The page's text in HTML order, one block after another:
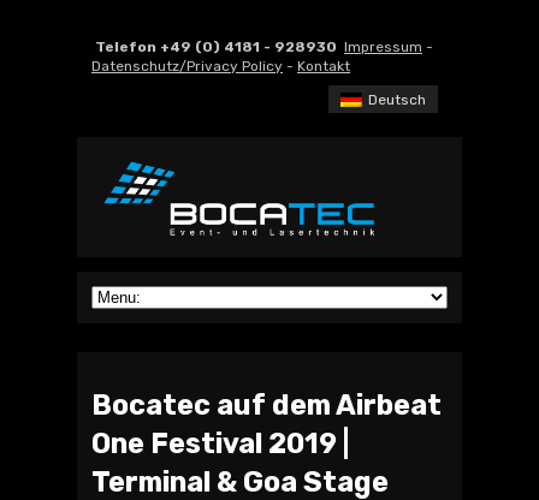
Telefon +49 (0) 4181 - 928930 Impressum -
Datenschutz/Privacy Policy - Kontakt
Deutsch
Bocatec auf dem Airbeat
One Festival 2019 |
Terminal & Goa Stage